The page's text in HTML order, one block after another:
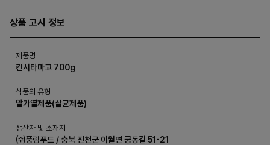
상품 고시 정보
제품명
킨시타마고 700g
식품의 유형
알가열제품(살균제품)
생산자 및 소재지
㈜풍림푸드 / 충북 진천군 이월면 궁동길 51-21